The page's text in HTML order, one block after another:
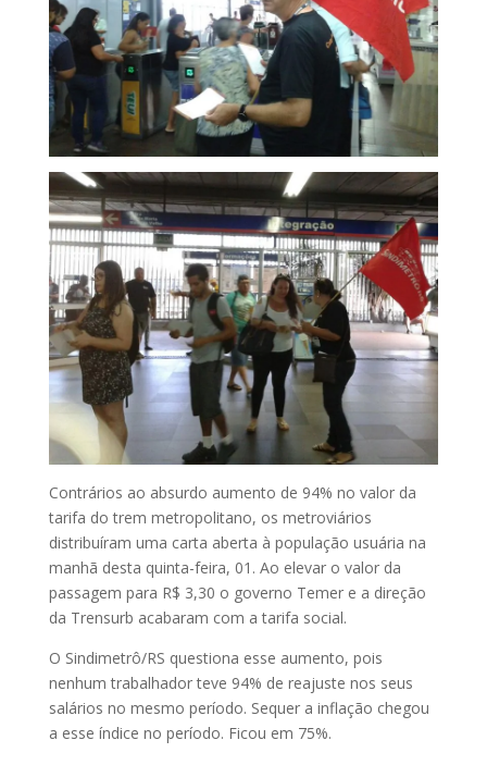
Contrários ao absurdo aumento de 94% no valor da
tarifa do trem metropolitano, os metroviários
distribuíram uma carta aberta à população usuária na
manhã desta quinta-feira, 01. Ao elevar o valor da
passagem para R$ 3,30 o governo Temer e a direção
da Trensurb acabaram com a tarifa social.
O Sindimetrô/RS questiona esse aumento, pois
nenhum trabalhador teve 94% de reajuste nos seus
salários no mesmo período. Sequer a inflação chegou
a esse índice no período. Ficou em 75%.